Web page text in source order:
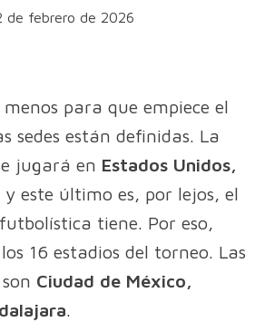
de febrero de 2026
para que empiece el
sedes están definidas. La
jugará en Estados Unidos,
y este último es, por lejos, el
tiene. Por eso,
16 estadios del torneo. Las
Ciudad de México,
.